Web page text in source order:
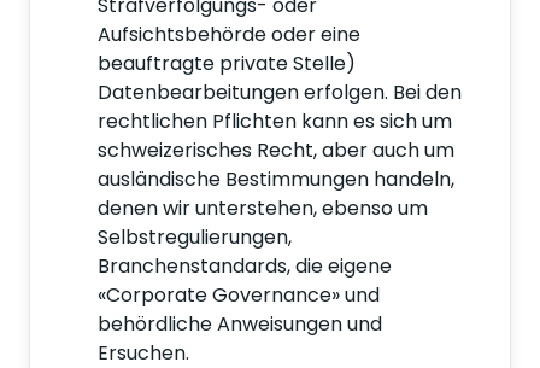
Aufsichtsbehörde oder eine
beauftragte private Stelle)
Datenbearbeitungen erfolgen. Bei den
rechtlichen Pflichten kann es sich um
schweizerisches Recht, aber auch um
ausländische Bestimmungen handeln,
denen wir unterstehen, ebenso um
Selbstregulierungen,
Branchenstandards, die eigene
«Corporate Governance» und
behördliche Anweisungen und
Ersuchen.